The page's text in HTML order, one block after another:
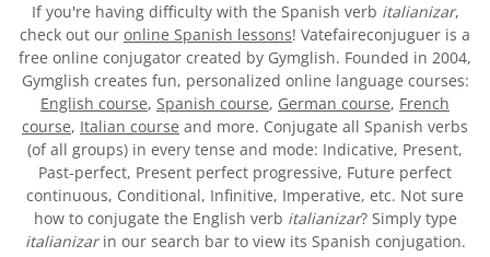
If you're having difficulty with the Spanish verb italianizar,
check out our online Spanish lessons! Vatefaireconjuguer is a
free online conjugator created by Gymglish. Founded in 2004,
Gymglish creates fun, personalized online language courses:
English course, Spanish course, German course, French
course, Italian course and more. Conjugate all Spanish verbs
(of all groups) in every tense and mode: Indicative, Present,
Past-perfect, Present perfect progressive, Future perfect
continuous, Conditional, Infinitive, Imperative, etc. Not sure
how to conjugate the English verb italianizar? Simply type
italianizarin our search bar to view its Spanish conjugation.